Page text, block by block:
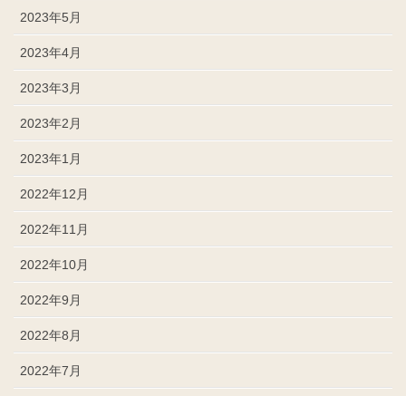
2023年5月
2023年4月
2023年3月
2023年2月
2023年1月
2022年12月
2022年11月
2022年10月
2022年9月
2022年8月
2022年7月